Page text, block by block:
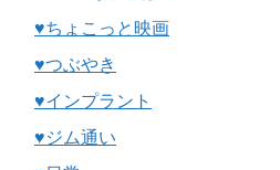
♥ちょこっと映画
♥つぶやき
♥インプラント
♥ジム通い